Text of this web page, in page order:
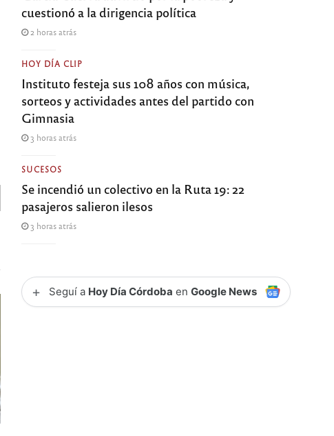
cuestionó a la dirigencia política
2 horas atrás
HOY DÍA CLIP
Instituto festeja sus 108 años con música,
sorteos y actividades antes del partido con
Gimnasia
3 horas atrás
SUCESOS
Se incendió un colectivo en la Ruta 19: 22
pasajeros salieron ilesos
3 horas atrás
+ Seguí a Hoy Día Córdoba enGoogle News